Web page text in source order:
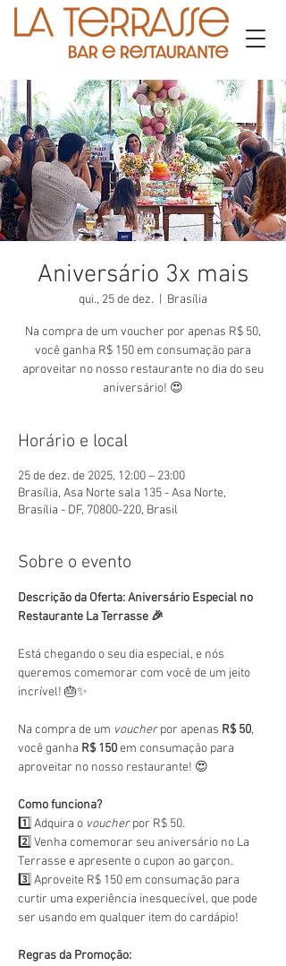
Aniversário 3x mais
qui., 25 de dez. Brasília
Na compra de um voucher por apenas R$ 50,
você ganha R$ 150 em consumação para
aproveitar no nosso restaurante no dia do seu
aniversário! 😍
Horário e local
25 de dez. de 2025, 12:00 – 23:00
Brasília, Asa Norte sala 135 - Asa Norte,
Brasília - DF, 70800-220, Brasil
Sobre o evento
Descrição da Oferta: Aniversário Especial no
Restaurante La Terrasse 🎉
Está chegando o seu dia especial, e nós
queremos comemorar com você de um jeito
incrível! 🎂✨
Na compra de um voucher por apenas R$ 50,
você ganha R$ 150 em consumação para
aproveitar no nosso restaurante! 😍
Como funciona?
1️⃣ Adquira o voucher por R$ 50.
2️⃣ Venha comemorar seu aniversário no La
Terrasse e apresente o cupon ao garçon.
3️⃣ Aproveite R$ 150 em consumação para
curtir uma experiência inesquecível, que pode
ser usando em qualquer item do cardápio!
Regras da Promoção: